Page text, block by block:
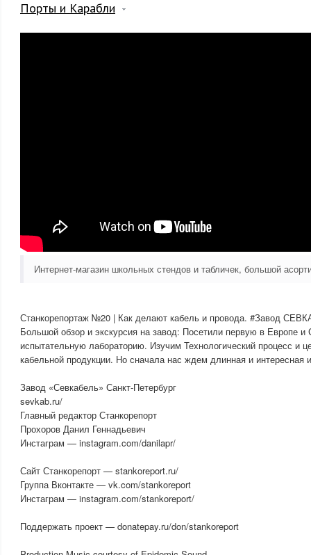
Порты и Карабли
Интернет-магазин школьных стендов и табличек, большой
Станкорепортаж №20 | Как делают кабель и провода. #Завод
Большой обзор и экскурсия на завод: Посетили первую в Европе
испытательную лабораторию. Изучим Технологический процесс и
кабельной продукции. Но сначала нас ждем длинная и интересная
Завод «Севкабель» Санкт-Петербург
sevkab.ru/
Главный редактор Станкорепорт
Прохоров Данил Геннадьевич
Инстаграм — instagram.com/danilapr/
Сайт Станкорепорт — stankoreport.ru/
Группа Вконтакте — vk.com/stankoreport
Инстаграм — instagram.com/stankoreport/
Поддержать проект — donatepay.ru/don/stankoreport